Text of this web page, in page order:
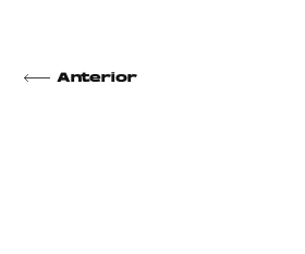
Anterior